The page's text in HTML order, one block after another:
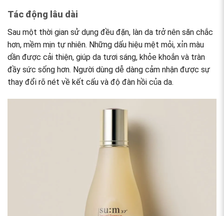
Tác động lâu dài
Sau một thời gian sử dụng đều đặn, làn da trở nên săn chắc
hơn, mềm mịn tự nhiên. Những dấu hiệu mệt mỏi, xỉn màu
dần được cải thiện, giúp da tươi sáng, khỏe khoắn và tràn
đầy sức sống hơn. Người dùng dễ dàng cảm nhận được sự
thay đổi rõ nét về kết cấu và độ đàn hồi của da.